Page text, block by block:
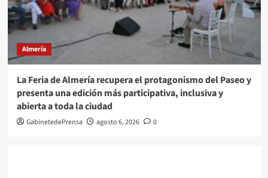
Almería
La Feria de Almería recupera el protagonismo del Paseo y
presenta una edición más participativa, inclusiva y
abierta a toda la ciudad
GabinetedePrensa agosto 6, 2026 0